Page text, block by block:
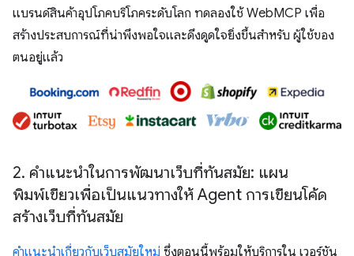
แบรนด์สินค้าอุปโภคบริโภคระดับโลก ทดลองใช้ WebMCP เพื่อ
สร้างประสบการณ์ที่น่าพึงพอใจและดึงดูดใจยิ่งขึ้นสำหรับ ผู้ใช้ของ
ตนอยู่แล้ว
2. คำแนะนำในการพัฒนาเว็บที่ทันสมัย: แผน
พิมพ์เขียวเพื่อเป็นแนวทางให้ Agent การเขียนโค้ด
สร้างเว็บที่ทันสมัย
คำแนะนำเกี่ยวกับเว็บสมัยใหม่ ซึ่งตอนนี้พร้อมให้บริการใน เวอร์ชัน